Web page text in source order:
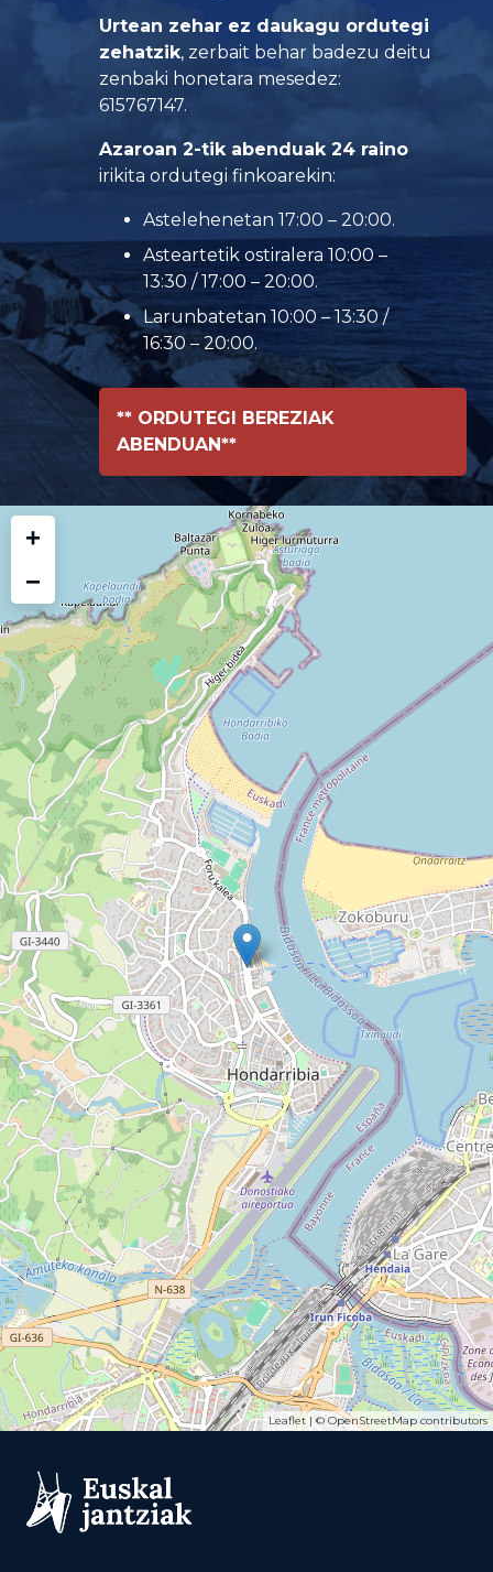
Urtean zehar ez daukagu ordutegi
zehatzik, zerbait behar badezu deitu
zenbaki honetara mesedez:
615767147.
Azaroan 2-tik abenduak 24 raino
irikita ordutegi finkoarekin:
Astelehenetan 17:00 – 20:00.
Asteartetik ostiralera 10:00 –
13:30 / 17:00 – 20:00.
Larunbatetan 10:00 – 13:30 /
16:30 – 20:00.
** ORDUTEGI BEREZIAK
ABENDUAN**
+
−
Leaflet| © OpenStreetMapcontributors